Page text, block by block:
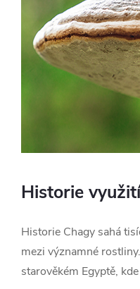
Historie
Historie Chagy sahá
mezi významné
starověkém Egyptě,